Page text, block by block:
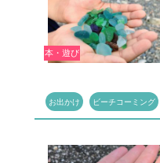
本・遊び
お出かけ ビーチコーミング